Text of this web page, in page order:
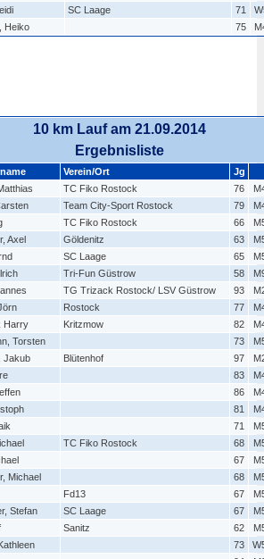
SC Laage 71
Heiko 75
10 km Lauf am 21.09.2014
Ergebnisliste
Verein/Ort
Jg
TC Fiko Rostock 76
Team City-Sport Rostock 79
TC Fiko Rostock 66
Axel Göldenitz 63
SC Laage 65
Tri-Fun Güstrow 58
TG Trizack Rostock/ LSV Güstrow 93
Rostock 77
Harry Kritzmow 82
Torsten 73
Jakub Blütenhof 97
83
86
81
71
TC Fiko Rostock 68
67
Michael 68
Fd13 67
Stefan SC Laage 67
Sanitz 62
73